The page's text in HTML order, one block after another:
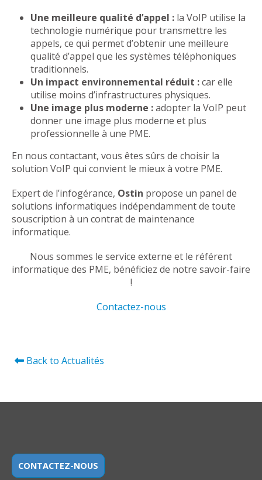
Une meilleure qualité d’appel : la VoIP utilise la
technologie numérique pour transmettre les
appels, ce qui permet d’obtenir une meilleure
qualité d’appel que les systèmes téléphoniques
traditionnels.
Un impact environnemental réduit :car elle
utilise moins d’infrastructures physiques.
Une image plus moderne :adopter la VoIP peut
donner une image plus moderne et plus
professionnelle à une PME.
En nous contactant, vous êtes sûrs de choisir la
solution VoIP qui convient le mieux à votre PME.
Expert de l’infogérance, Ostin propose un panel de
solutions informatiques indépendamment de toute
souscription à un contrat de maintenance
informatique.
Nous sommes le service externe et le référent
informatique des PME, bénéficiez de notre savoir-faire
!
Contactez-nous
Back to Actualités
CONTACTEZ-NOUS